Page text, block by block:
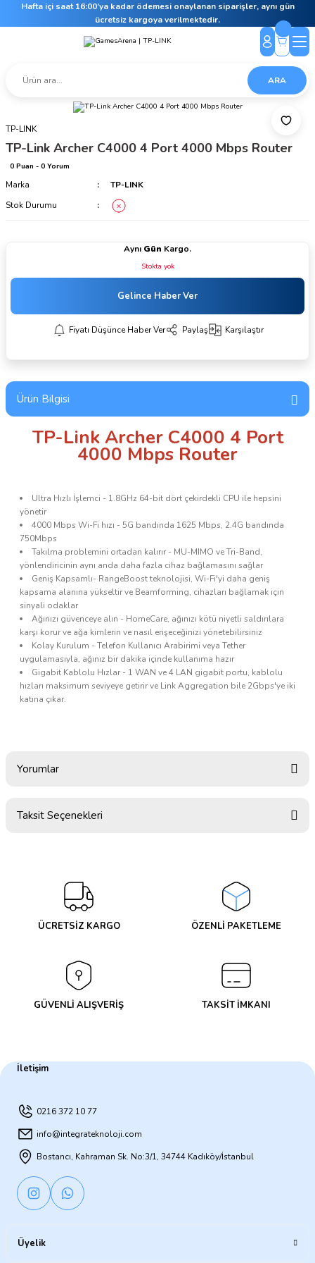
Hafta içi saat 16:00’ya kadar ödemesi onaylanan siparişler, aynı gün
ücretsiz kargoya verilmektedir.
ARA
TP-LINK
TP-Link Archer C4000 4 Port 4000 Mbps Router
0 Puan - 0 Yorum
Marka
TP-LINK
Stok Durumu
Aynı Gün Kargo.
Stokta yok
Gelince Haber Ver
Fiyatı Düşünce Haber Ver Paylaş Karşılaştır
Ürün Bilgisi
TP-Link Archer C4000 4 Port
4000 Mbps Router
Ultra Hızlı İşlemci - 1.8GHz 64-bit dört çekirdekli CPU ile hepsini
yönetir
4000 Mbps Wi-Fi hızı - 5G bandında 1625 Mbps, 2.4G bandında
750Mbps
Takılma problemini ortadan kalırır - MU-MIMO ve Tri-Band,
yönlendiricinin aynı anda daha fazla cihaz bağlamasını sağlar
Geniş Kapsamlı- RangeBoost teknolojisi, Wi-Fi'yi daha geniş
kapsama alanına yükseltir ve Beamforming, cihazları bağlamak için
sinyali odaklar
Ağınızı güvenceye alın - HomeCare, ağınızı kötü niyetli saldırılara
karşı korur ve ağa kimlerin ve nasıl erişeceğinizi yönetebilirsiniz
Kolay Kurulum - Telefon Kullanıcı Arabirimi veya Tether
uygulamasıyla, ağınız bir dakika içinde kullanıma hazır
Gigabit Kablolu Hızlar - 1 WAN ve 4 LAN gigabit portu, kablolu
hızları maksimum seviyeye getirir ve Link Aggregation bile 2Gbps'ye iki
katına çıkar.
Yorumlar
Taksit Seçenekleri
ÜCRETSİZ KARGO ÖZENLİ PAKETLEME
GÜVENLİ ALIŞVERİŞ TAKSİT İMKANI
İletişim
0216 372 10 77
info@integrateknoloji.com
Bostancı, Kahraman Sk. No:3/1, 34744 Kadıköy/İstanbul
Üyelik